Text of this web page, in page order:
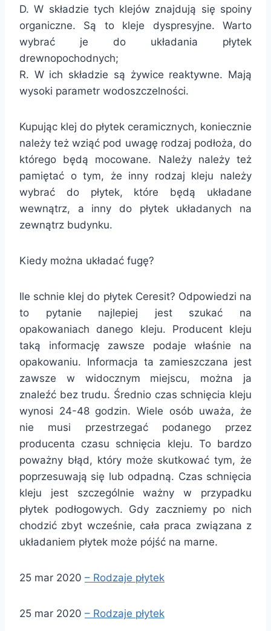
D. W składzie tych klejów znajdują się spoiny
organiczne. Są to kleje dyspresyjne. Warto
wybrać je do układania płytek
drewnopochodnych;
R. W ich składzie są żywice reaktywne. Mają
wysoki parametr wodoszczelności.
Kupując klej do płytek ceramicznych, koniecznie
należy też wziąć pod uwagę rodzaj podłoża, do
którego będą mocowane. Należy należy też
pamiętać o tym, że inny rodzaj kleju należy
wybrać do płytek, które będą układane
wewnątrz, a inny do płytek układanych na
zewnątrz budynku.
Kiedy można układać fugę?
Ile schnie klej do płytek Ceresit? Odpowiedzi na
to pytanie najlepiej jest szukać na
opakowaniach danego kleju. Producent kleju
taką informację zawsze podaje właśnie na
opakowaniu. Informacja ta zamieszczana jest
zawsze w widocznym miejscu, można ja
znaleźć bez trudu. Średnio czas schnięcia kleju
wynosi 24-48 godzin. Wiele osób uważa, że
nie musi przestrzegać podanego przez
producenta czasu schnięcia kleju. To bardzo
poważny błąd, który może skutkować tym, że
poprzesuwają się lub odpadną. Czas schnięcia
kleju jest szczególnie ważny w przypadku
płytek podłogowych. Gdy zaczniemy po nich
chodzić zbyt wcześnie, cała praca związana z
układaniem płytek może pójść na marne.
25 mar 2020 – Rodzaje płytek
25 mar 2020 – Rodzaje płytek